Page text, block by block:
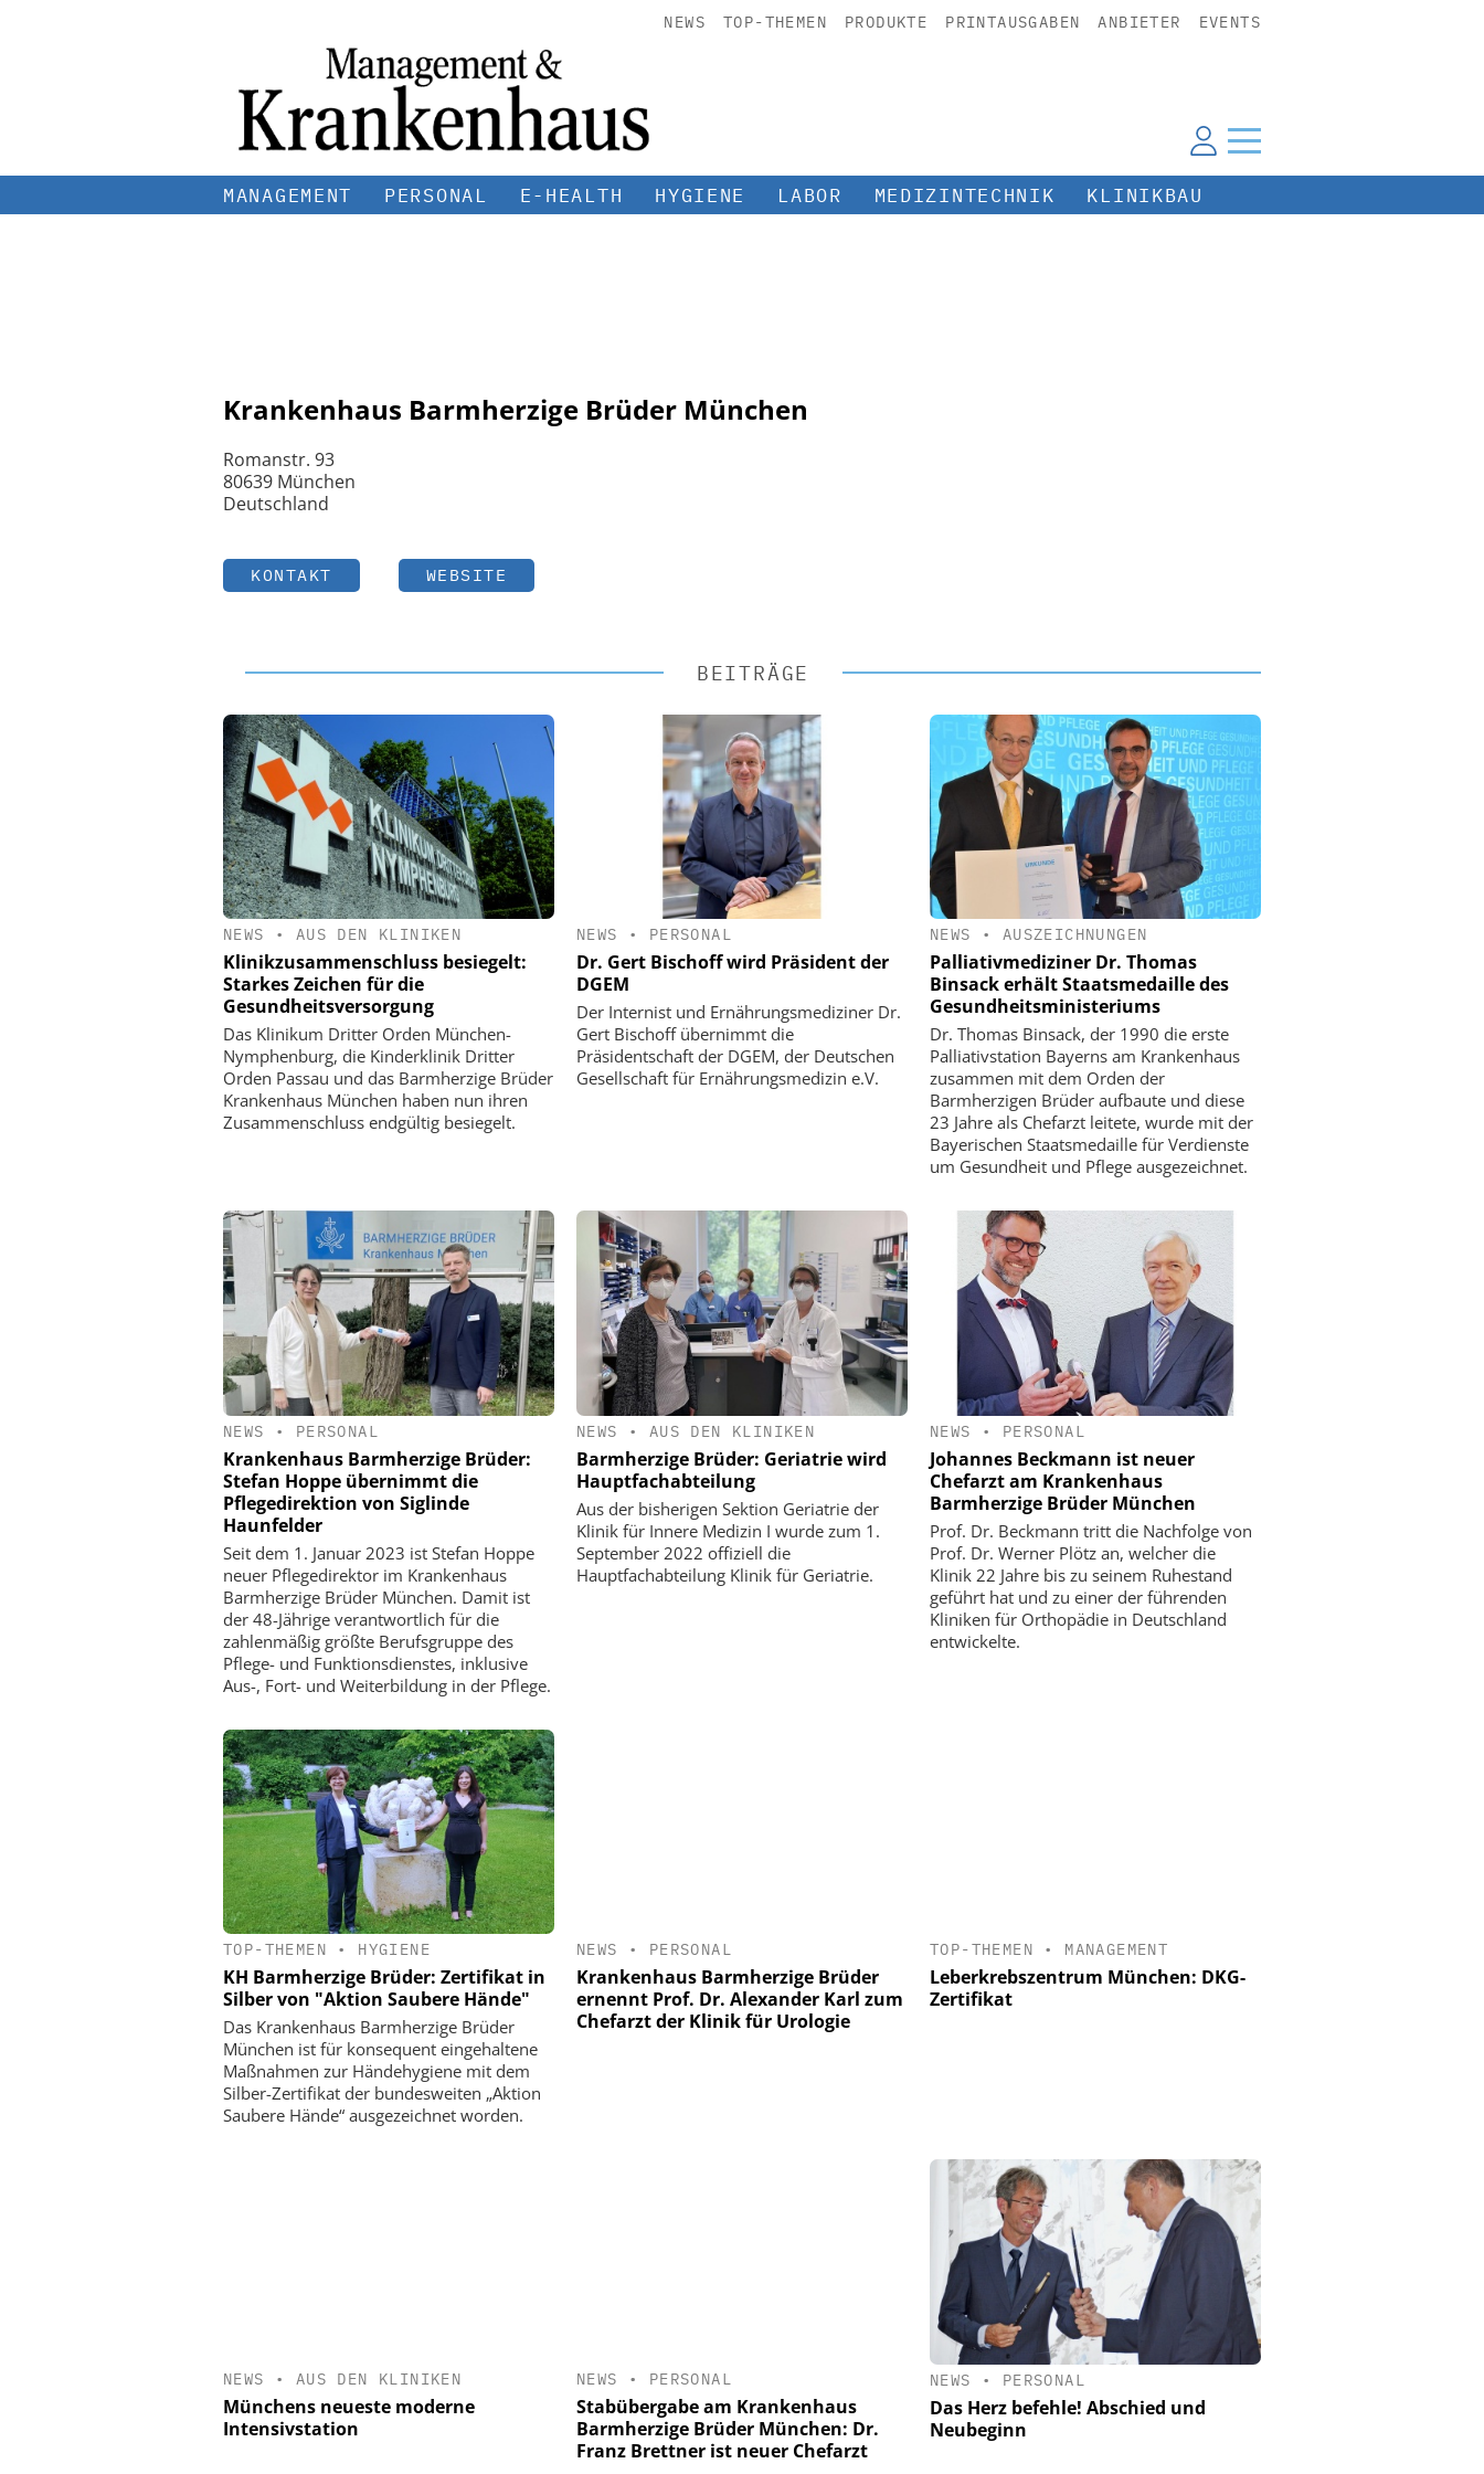
NEWS TOP-THEMEN PRODUKTE PRINTAUSGABEN ANBIETER EVENTS
MANAGEMENT PERSONAL E-HEALTH HYGIENE LABOR MEDIZINTECHNIK KLINIKBAU
Krankenhaus Barmherzige Brüder München
Romanstr. 93
80639 München
Deutschland
KONTAKT WEBSITE
BEITRÄGE
NEWS • AUS DEN KLINIKEN
Klinikzusammenschluss besiegelt:
Starkes Zeichen für die
Gesundheitsversorgung
Das Klinikum Dritter Orden München-
Nymphenburg, die Kinderklinik Dritter
Orden Passau und das Barmherzige Brüder
Krankenhaus München haben nun ihren
Zusammenschluss endgültig besiegelt.
NEWS • PERSONAL
Dr. Gert Bischoff wird Präsident der
DGEM
Der Internist und Ernährungsmediziner Dr.
Gert Bischoff übernimmt die
Präsidentschaft der DGEM, der Deutschen
Gesellschaft für Ernährungsmedizin e.V.
NEWS • AUSZEICHNUNGEN
Palliativmediziner Dr. Thomas
Binsack erhält Staatsmedaille des
Gesundheitsministeriums
Dr. Thomas Binsack, der 1990 die erste
Palliativstation Bayerns am Krankenhaus
zusammen mit dem Orden der
Barmherzigen Brüder aufbaute und diese
23 Jahre als Chefarzt leitete, wurde mit der
Bayerischen Staatsmedaille für Verdienste
um Gesundheit und Pflege ausgezeichnet.
NEWS • PERSONAL
Krankenhaus Barmherzige Brüder:
Stefan Hoppe übernimmt die
Pflegedirektion von Siglinde
Haunfelder
Seit dem 1. Januar 2023 ist Stefan Hoppe
neuer Pflegedirektor im Krankenhaus
Barmherzige Brüder München. Damit ist
der 48-Jährige verantwortlich für die
zahlenmäßig größte Berufsgruppe des
Pflege- und Funktionsdienstes, inklusive
Aus-, Fort- und Weiterbildung in der Pflege.
NEWS • AUS DEN KLINIKEN
Barmherzige Brüder: Geriatrie wird
Hauptfachabteilung
Aus der bisherigen Sektion Geriatrie der
Klinik für Innere Medizin I wurde zum 1.
September 2022 offiziell die
Hauptfachabteilung Klinik für Geriatrie.
NEWS • PERSONAL
Johannes Beckmann ist neuer
Chefarzt am Krankenhaus
Barmherzige Brüder München
Prof. Dr. Beckmann tritt die Nachfolge von
Prof. Dr. Werner Plötz an, welcher die
Klinik 22 Jahre bis zu seinem Ruhestand
geführt hat und zu einer der führenden
Kliniken für Orthopädie in Deutschland
entwickelte.
TOP-THEMEN • HYGIENE
KH Barmherzige Brüder: Zertifikat in
Silber von "Aktion Saubere Hände"
Das Krankenhaus Barmherzige Brüder
München ist für konsequent eingehaltene
Maßnahmen zur Händehygiene mit dem
Silber-Zertifikat der bundesweiten „Aktion
Saubere Hände“ ausgezeichnet worden.
NEWS • PERSONAL
Krankenhaus Barmherzige Brüder
ernennt Prof. Dr. Alexander Karl zum
Chefarzt der Klinik für Urologie
TOP-THEMEN • MANAGEMENT
Leberkrebszentrum München: DKG-
Zertifikat
NEWS • AUS DEN KLINIKEN
Münchens neueste moderne
Intensivstation
NEWS • PERSONAL
Stabübergabe am Krankenhaus
Barmherzige Brüder München: Dr.
Franz Brettner ist neuer Chefarzt
NEWS • PERSONAL
Das Herz befehle! Abschied und
Neubeginn